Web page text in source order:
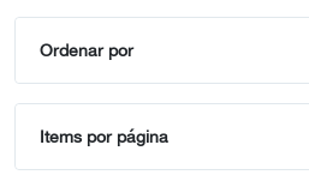
Ordenar por
Items por página